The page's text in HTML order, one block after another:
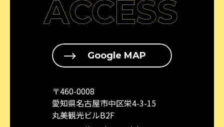
ACCESS
Google MAP
〒460-0008
愛知県名古屋市中区栄4-3-15
丸美観光ビルB2F